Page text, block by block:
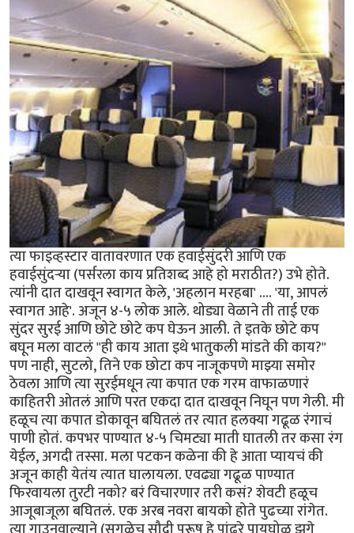
त्या फाइव्हस्टार वातावरणात एक हवाईसुंदरी आणि एक
हवाईसुंदर्‍या (पर्सरला काय प्रतिशब्द आहे हो मराठीत?) उभे होते.
त्यांनी दात दाखवून स्वागत केले, 'अहलान मरहबा' .... 'या, आपलं
स्वागत आहे'. अजून ४-५ लोक आले. थोड्या वेळाने ती ताई एक
सुंदर सुरई आणि छोटे छोटे कप घेऊन आली. ते इतके छोटे कप
बघून मला वाटलं "ही काय आता इथे भातुकली मांडते की काय?"
पण नाही, सुटलो, तिने एक छोटा कप नाजूकपणे माझ्या समोर
ठेवला आणि त्या सुरईमधून त्या कपात एक गरम वाफाळणारं
काहितरी ओतलं आणि परत एकदा दात दाखवून निघून पण गेली. मी
हळूच त्या कपात डोकावून बघितलं तर त्यात हलक्या गढूळ रंगाचं
पाणी होतं. कपभर पाण्यात ४-५ चिमट्या माती घातली तर कसा रंग
येईल, अगदी तस्सा. मला पटकन कळेना की हे आता प्यायचं की
अजून काही येतंय त्यात घालायला. एवढ्या गढूळ पाण्यात
फिरवायला तुरटी नको? बरं विचारणार तरी कसं? शेवटी हळूच
आजूबाजूला बघितलं. एक अरब नवरा बायको होते पुढच्या रांगेत.